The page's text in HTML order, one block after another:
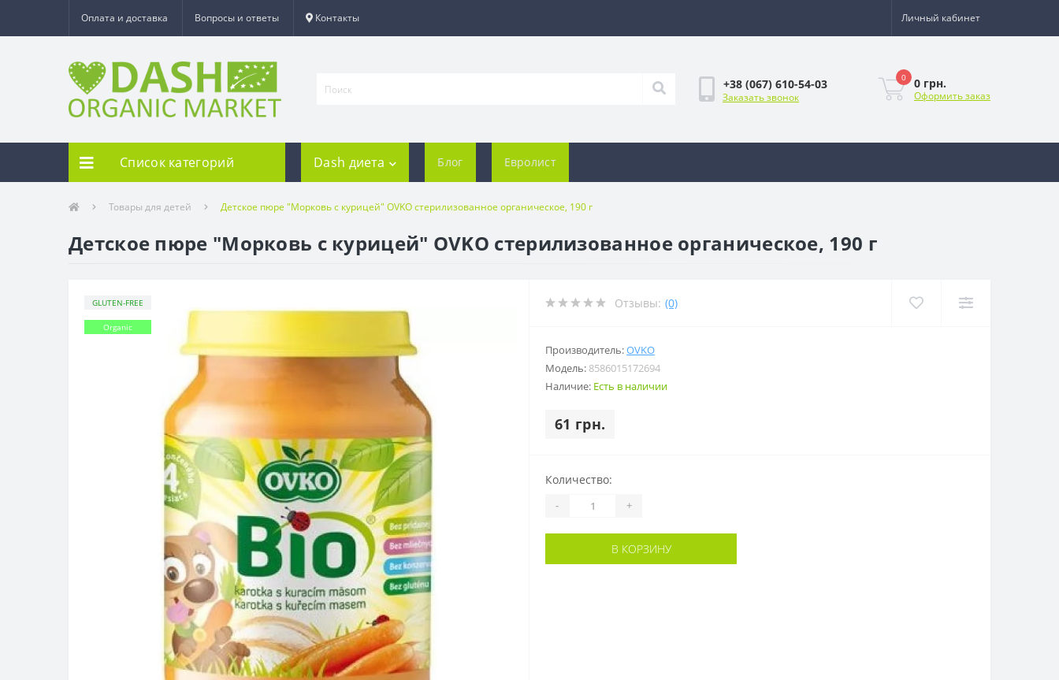
Оплата и доставка Вопросы и ответы Контакты Личный кабинет
+38 (067) 610-54-03
Заказать звонок
0 0 грн.
Оформить заказ
Список категорий Dash диета Блог Евролист
Товары для детей Детское пюре "Морковь с курицей" OVKO стерилизованное органическое, 190 г
Детское пюре "Морковь с курицей" OVKO стерилизованное органическое, 190 г
GLUTEN-FREE
Organic
Отзывы: (0)
Производитель:OVKO
Модель: 8586015172694
Наличие: Есть в наличии
61 грн.
Количество:
- +
В КОРЗИНУ